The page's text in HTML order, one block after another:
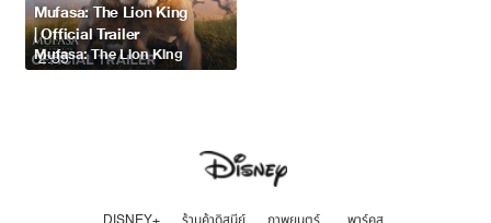
2:35
Mufasa: The Lion King
| Official Trailer
Mufasa: The Lion King